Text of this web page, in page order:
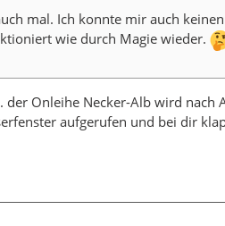
mal. Ich konnte mir auch
wie durch Magie wieder.
Onleihe Necker-Alb wird
aufgerufen und bei dir